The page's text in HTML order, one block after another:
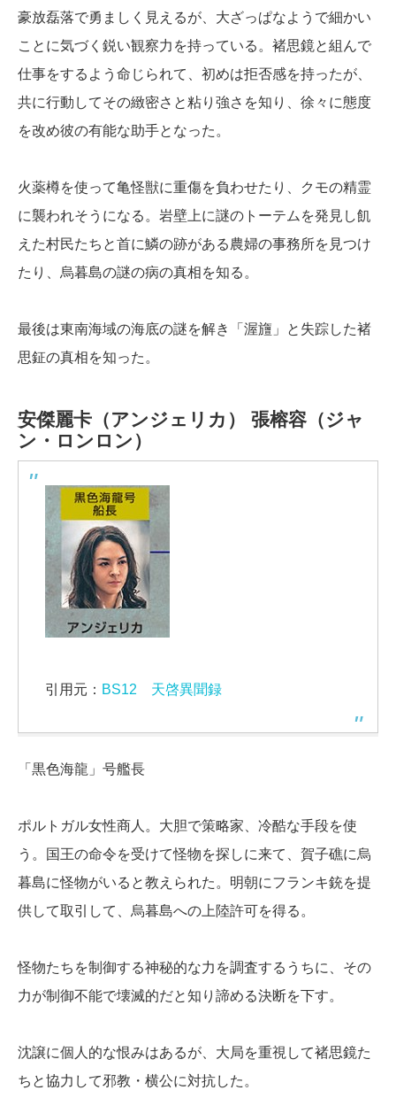
豪放磊落で勇ましく見えるが、大ざっぱなようで細かい
ことに気づく鋭い観察力を持っている。褚思鏡と組んで
仕事をするよう命じられて、初めは拒否感を持ったが、
共に行動してその緻密さと粘り強さを知り、徐々に態度
を改め彼の有能な助手となった。
火薬樽を使って亀怪獣に重傷を負わせたり、クモの精霊
に襲われそうになる。岩壁上に謎のトーテムを発見し飢
えた村民たちと首に鱗の跡がある農婦の事務所を見つけ
たり、烏暮島の謎の病の真相を知る。
最後は東南海域の海底の謎を解き「渥旜」と失踪した褚
思鉦の真相を知った。
安傑麗卡（アンジェリカ）
張榕容（ジャ
ン・ロンロン）
引用元： BS12 天啓異聞録
「黒色海龍」号艦長
ポルトガル女性商人。大胆で策略家、冷酷な手段を使
う。国王の命令を受けて怪物を探しに来て、賀子礁に烏
暮島に怪物がいると教えられた。明朝にフランキ銃を提
供して取引して、烏暮島への上陸許可を得る。
怪物たちを制御する神秘的な力を調査するうちに、その
力が制御不能で壊滅的だと知り諦める決断を下す。
沈譲に個人的な恨みはあるが、大局を重視して褚思鏡た
ちと協力して邪教・横公に対抗した。